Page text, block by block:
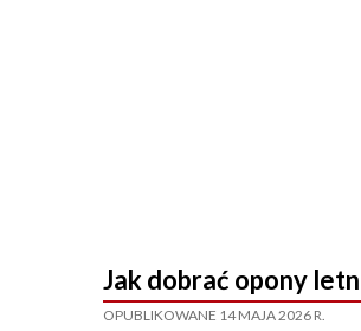
Jak dobrać opony
OPUBLIKOWANE 14 MAJA 2026 R.